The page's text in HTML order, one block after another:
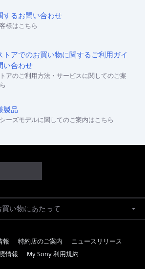
するお問い合わせ
様はこちら
トアでのお買い物に関するご利用ガイ
い合わせ
アのご利用方法・サービスに関してのご案
製品
ーズモデルに関してのご案内はこちら
い物にあたって
報 特約店のご案内
ニュースリリース
情報
My Sony 利用規約